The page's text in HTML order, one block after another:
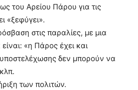
του Αρείου Πάρου για τις
«ξεφύγει».
στις παραλίες, με μια
«η Πάρος έχει και
δεν μπορούν να
των πολιτών.